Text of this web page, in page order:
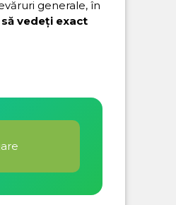
generale, în
vedeți exact